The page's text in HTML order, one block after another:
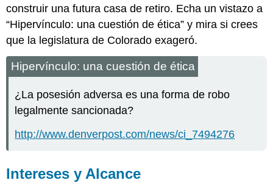
construir una futura casa de retiro. Echa un vistazo a
“Hipervínculo: una cuestión de ética” y mira si crees
que la legislatura de Colorado exageró.
Hipervínculo: una cuestión de ética
¿La posesión adversa es una forma de robo
legalmente sancionada?
http://www.denverpost.com/news/ci_7494276
Intereses y Alcance